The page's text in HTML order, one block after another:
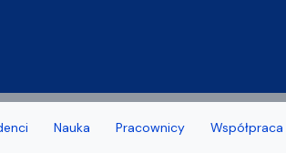
Nauka Pracownicy Współpraca